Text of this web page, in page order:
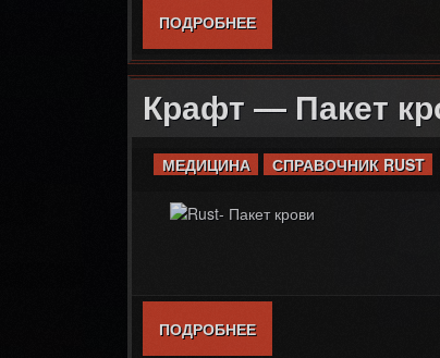
ПОДРОБНЕЕО КРАФТ — БОЛЬШАЯ
Крафт — Пакет
МЕДИЦИНА СПРАВОЧНИК RUST
ПОДРОБНЕЕО КРАФТ — ПАКЕТ